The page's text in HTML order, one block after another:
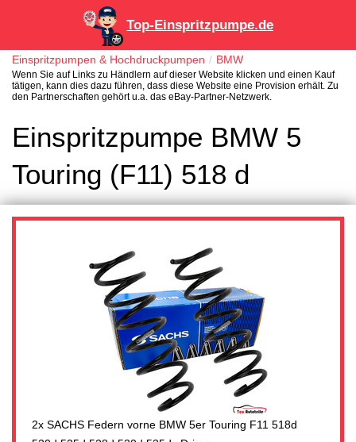
Top-Einspritzpumpe.de
Einspritzpumpen & Hochdruckpumpen BMW
Wenn Sie auf Links zu Händlern auf dieser Website klicken und einen Kauf
tätigen, kann dies dazu führen, dass diese Website eine Provision erhält. Zu
den Partnerschaften gehört u.a. das eBay-Partner-Netzwerk.
Einspritzpumpe BMW 5
Touring (F11) 518 d
2x SACHS Federn vorne BMW 5er Touring F11 518d